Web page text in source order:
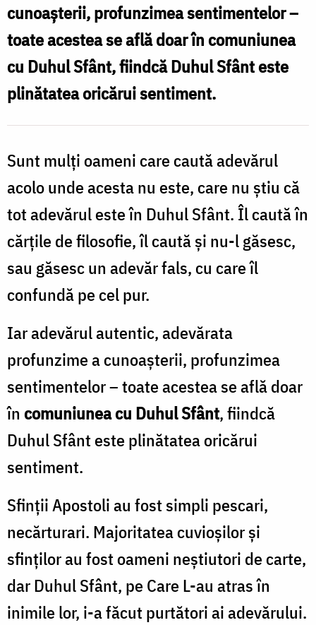
Foto:
Oana
Nechifor
cunoașterii, profunzimea sentimentelor –
toate acestea se află doar în comuniunea
cu Duhul Sfânt, fiindcă Duhul Sfânt este
plinătatea oricărui sentiment.
Sunt mulți oameni care caută adevărul
acolo unde acesta nu este, care nu știu că
tot adevărul este în Duhul Sfânt. Îl caută în
cărțile de filosofie, îl caută și nu-l găsesc,
sau găsesc un adevăr fals, cu care îl
confundă pe cel pur.
Iar adevărul autentic, adevărata
profunzime a cunoașterii, profunzimea
sentimentelor – toate acestea se află doar
în comuniunea cu Duhul Sfânt, fiindcă
Duhul Sfânt este plinătatea oricărui
sentiment.
Sfinții Apostoli au fost simpli pescari,
necărturari. Majoritatea cuvioșilor și
sfinților au fost oameni neștiutori de carte,
dar Duhul Sfânt, pe Care L-au atras în
inimile lor, i-a făcut purtători ai adevărului.